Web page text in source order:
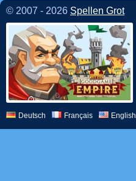
© 2007 - 2026 Spellen Grot
Deutsch Français English